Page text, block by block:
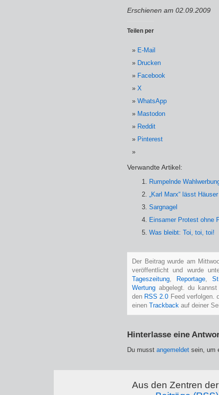
Erschienen am 02.09.2009
Teilen per
E-Mail
Drucken
Facebook
X
WhatsApp
Mastodon
Reddit
Pinterest
Verwandte Artikel:
Rumpelnde
„Karl Marx“ lässt
Sargnagel
Einsamer Protest ohne
Was bleibt: Toi, toi, toi!
Der Beitrag wurde am
veröffentlicht und wurde
Tageszeitung, Reportage,
Wertung abgelegt. du
den RSS 2.0 Feed verfolgen.
einen Trackback auf deiner
Hinterlasse eine
Du musst angemeldet sein, um
Aus den Zentren